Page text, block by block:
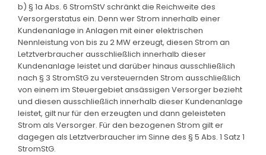
b) § 1a Abs. 6 StromStV schränkt die Reichweite des
Versorgerstatus ein. Denn wer Strom innerhalb einer
Kundenanlage in Anlagen mit einer elektrischen
Nennleistung von bis zu 2 MW erzeugt, diesen Strom an
Letztverbraucher ausschließlich innerhalb dieser
Kundenanlage leistet und darüber hinaus ausschließlich
nach § 3 StromStG zu versteuernden Strom ausschließlich
von einem im Steuergebiet ansässigen Versorger bezieht
und diesen ausschließlich innerhalb dieser Kundenanlage
leistet, gilt nur für den erzeugten und dann geleisteten
Strom als Versorger. Für den bezogenen Strom gilt er
dagegen als Letztverbraucher im Sinne des § 5 Abs. 1 Satz 1
StromStG.